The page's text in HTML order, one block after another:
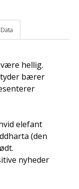
Data
hellig.
bærer
elefant
(den
nyheder